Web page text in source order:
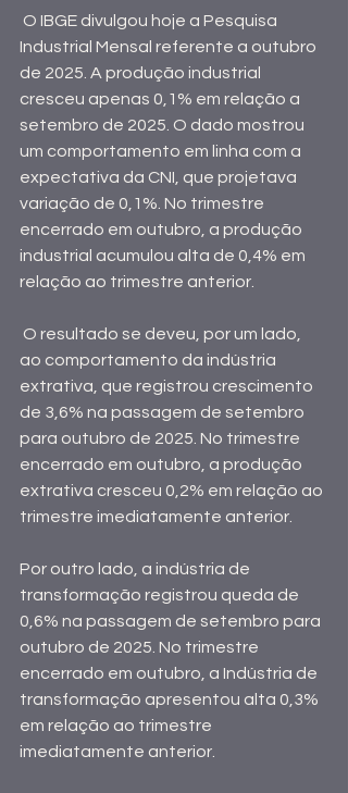
Industrial Mensal referente a outubro
de 2025. A produção industrial
cresceu apenas 0,1% em relação a
setembro de 2025. O dado mostrou
um comportamento em linha com a
expectativa da CNI, que projetava
variação de 0,1%. No trimestre
encerrado em outubro, a produção
industrial acumulou alta de 0,4% em
relação ao trimestre anterior.
ao comportamento da indústria
extrativa, que registrou crescimento
de 3,6% na passagem de setembro
para outubro de 2025. No trimestre
encerrado em outubro, a produção
extrativa cresceu 0,2% em relação ao
trimestre imediatamente anterior.
Por outro lado, a indústria de
transformação registrou queda de
0,6% na passagem de setembro para
outubro de 2025. No trimestre
encerrado em outubro, a Indústria de
transformação apresentou alta 0,3%
em relação ao trimestre
imediatamente anterior.